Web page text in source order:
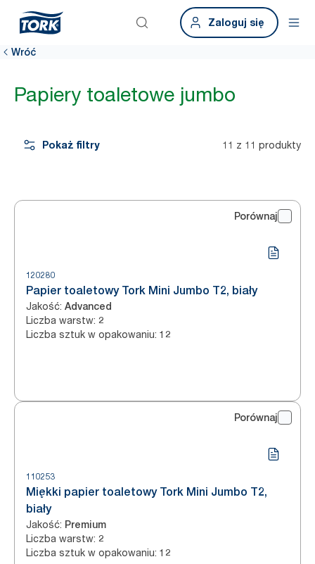
Zaloguj się
Wróć
Papiery toaletowe jumbo
Pokaż filtry 11 z 11 produkty
Porównaj
120280
Papier toaletowy Tork Mini Jumbo T2, biały
Jakość: Advanced
Liczba warstw: 2
Liczba sztuk w opakowaniu: 12
Porównaj
110253
Miękki papier toaletowy Tork Mini Jumbo T2,
biały
Jakość: Premium
Liczba warstw: 2
Liczba sztuk w opakowaniu: 12